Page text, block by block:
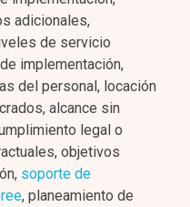
adicionales,
de servicio
implementación,
del personal, locación
alcance sin
legal o
objetivos
soporte de
, planeamiento de